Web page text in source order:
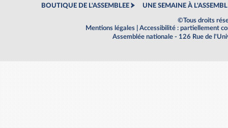
BOUTIQUE DE L'ASSEMBLEE UNE SEMAINE À
©Tous droits
Mentions légales
Accessibilité : partiellement
Assemblée nationale - 126 Rue de